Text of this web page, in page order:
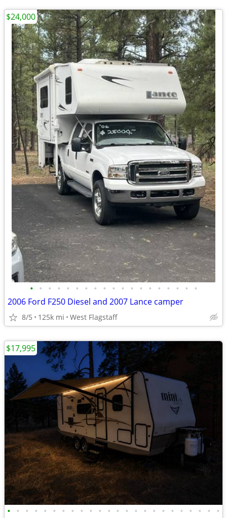
• • • • • • • • • • • • • • • • • • •
2006 Ford F250 Diesel and 2007 Lance camper
8/5 125k mi West Flagstaff
$24,000
• • • • • • • • • • • • • • • • • • • • • • • •
$17,995